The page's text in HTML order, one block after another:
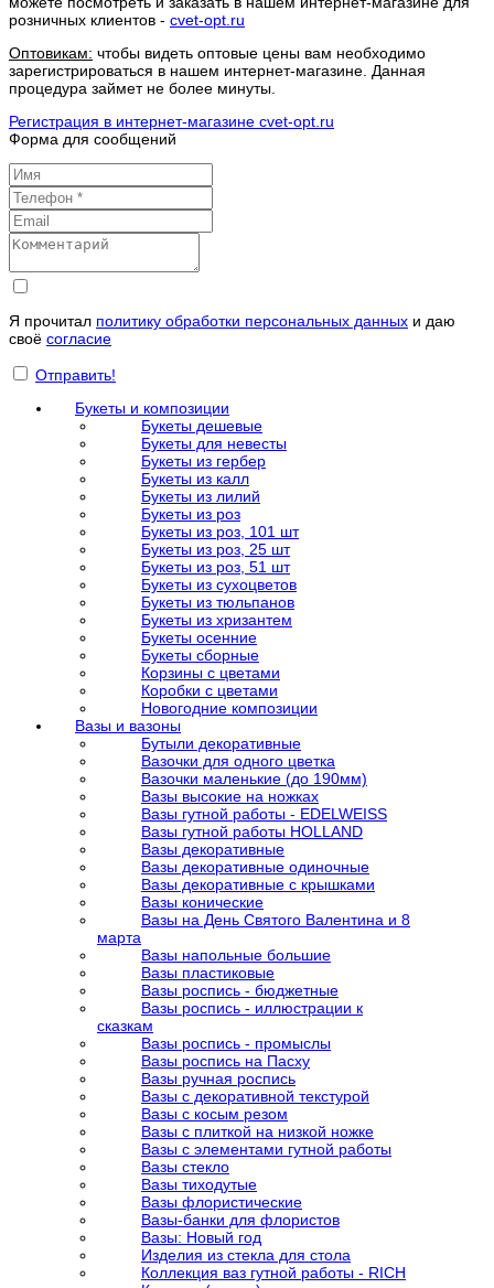
розничных клиентов - cvet-opt.ru
Оптовикам: чтобы видеть оптовые цены вам необходимо
зарегистрироваться в нашем интернет-магазине. Данная
процедура займет не более минуты.
Регистрация в интернет-магазине cvet-opt.ru
Форма для сообщений
Я прочитал политику обработки персональных данных и даю
своё согласие
Отправить!
Букеты и композиции
Букеты дешевые
Букеты для невесты
Букеты из гербер
Букеты из калл
Букеты из лилий
Букеты из роз
Букеты из роз, 101 шт
Букеты из роз, 25 шт
Букеты из роз, 51 шт
Букеты из сухоцветов
Букеты из тюльпанов
Букеты из хризантем
Букеты осенние
Букеты сборные
Корзины с цветами
Коробки с цветами
Новогодние композиции
Вазы и вазоны
Бутыли декоративные
Вазочки для одного цветка
Вазочки маленькие (до 190мм)
Вазы высокие на ножках
Вазы гутной работы - EDELWEISS
Вазы гутной работы HOLLAND
Вазы декоративные
Вазы декоративные одиночные
Вазы декоративные с крышками
Вазы конические
Вазы на День Святого Валентина и 8
марта
Вазы напольные большие
Вазы пластиковые
Вазы роспись - бюджетные
Вазы роспись - иллюстрации к
сказкам
Вазы роспись - промыслы
Вазы роспись на Пасху
Вазы ручная роспись
Вазы с декоративной текстурой
Вазы с косым резом
Вазы с плиткой на низкой ножке
Вазы с элементами гутной работы
Вазы стекло
Вазы тиходутые
Вазы флористические
Вазы-банки для флористов
Вазы: Новый год
Изделия из стекла для стола
Коллекция ваз гутной работы - RICH